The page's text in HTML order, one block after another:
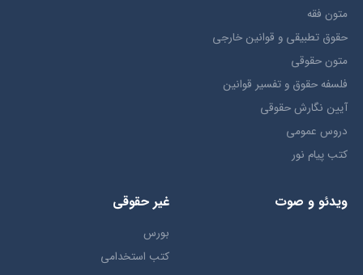
متون فقه
حقوق تطبيقي و قوانین خارجی
متون حقوقي
فلسفه حقوق و تفسیر قوانین
آیین نگارش حقوقی
دروس عمومی
کتب پیام نور
ویدئو و صوت غیر حقوقی
بورس
کتب استخدامی